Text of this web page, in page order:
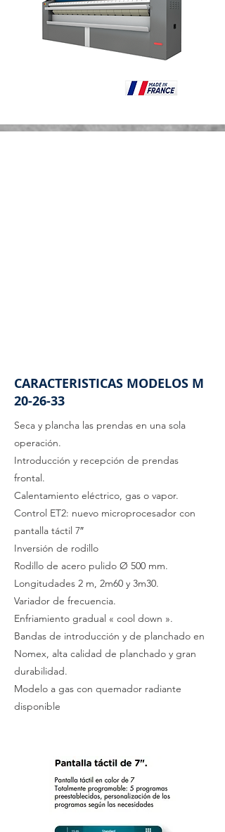
CARACTERISTICAS MODELOS M
20-26-33
Seca y plancha las prendas en una sola
operación.
Introducción y recepción de prendas
frontal.
Calentamiento eléctrico, gas o vapor.
Control ET2: nuevo microprocesador con
pantalla táctil 7″
Inversión de rodillo
Rodillo de acero pulido Ø 500 mm.
Longitudades 2 m, 2m60 y 3m30.
Variador de frecuencia.
Enfriamiento gradual « cool down ».
Bandas de introducción y de planchado en
Nomex, alta calidad de planchado y gran
durabilidad.
Modelo a gas con quemador radiante
disponible